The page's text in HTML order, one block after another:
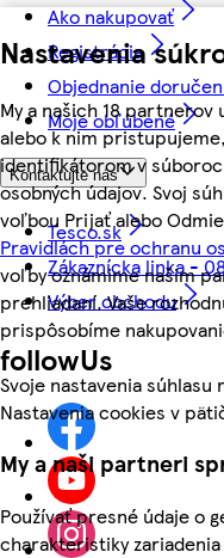
Nastavenia
My a našich 18
alebo k nim
identifikátorom v
osobných údajov. Svoj
voľbou Prijať alebo
Pravidlách pre ochranu
voľby oznámime našim
prehliadaní. Vaše
prispôsobíme
Svoje nastavenia
Nastavenia cookies v
My a naši partneri
Používať presné údaje o
charakteristiky
Ako nakupovať
Registrácia
Objednanie
Moje obľúbené
Kontaktujte nás
Tesco.sk
Zákaznícka linka -
Výber obchodu
followUs